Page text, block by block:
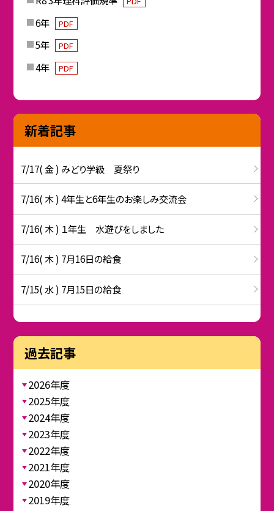
6年 PDF
5年 PDF
4年 PDF
新着記事
7/17( 金 ) みどり学級 夏祭り
7/16( 木 ) 4年生と6年生のお楽しみ交流会
7/16( 木 ) １年生 水遊びをしました
7/16( 木 ) 7月16日の給食
7/15( 水 ) 7月15日の給食
過去記事
2026年度
2025年度
2024年度
2023年度
2022年度
2021年度
2020年度
2019年度